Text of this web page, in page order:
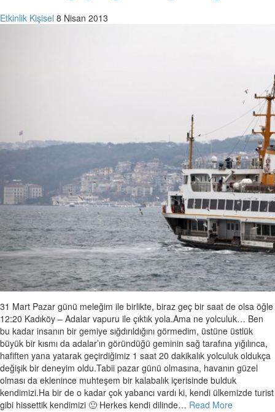
Etkinlik Kişisel 8 Nisan 2013
31 Mart Pazar günü meleğim ile birlikte, biraz geç bir saat de olsa öğle
12:20 Kadıköy – Adalar vapuru ile çıktık yola.Ama ne yolculuk… Ben
bu kadar insanın bir gemiye sığdırıldığını görmedim, üstüne üstlük
büyük bir kısmı da adalar’ın göründüğü geminin sağ tarafına yığılınca,
hafiften yana yatarak geçirdiğimiz 1 saat 20 dakikalık yolculuk oldukça
değişik bir deneyim oldu.Tabii pazar günü olmasına, havanın güzel
olması da eklenince muhteşem bir kalabalık içerisinde bulduk
kendimizi.Ha bir de o kadar çok yabancı vardı ki, kendi ülkemizde turist
gibi hissettik kendimizi 🙂 Herkes kendi dilinde… Read More